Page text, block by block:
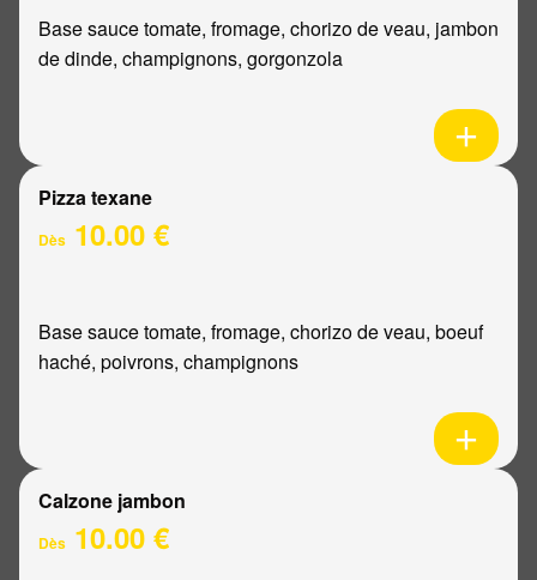
Base sauce tomate, fromage, chorizo de veau, jambon
de dinde, champignons, gorgonzola
Pizza texane
Dès 10.00 €
Base sauce tomate, fromage, chorizo de veau, boeuf
haché, poivrons, champignons
Calzone jambon
Dès 10.00 €